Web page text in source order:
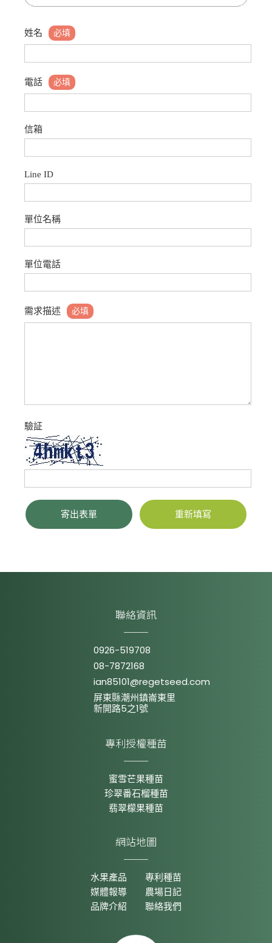
姓名
電話
信箱
Line ID
單位名稱
單位電話
需求描述
驗証
寄出表單 重新填寫
聯絡資訊
0926-519708
08-7872168
ian85101@regetseed.com
屏東縣潮州鎮崙東里
新開路5之1號
專利授權種苗
蜜雪芒果種苗
珍翠番石榴種苗
翡翠檬果種苗
網站地圖
水果產品
專利種苗
媒體報導
農場日記
品牌介紹
聯絡我們